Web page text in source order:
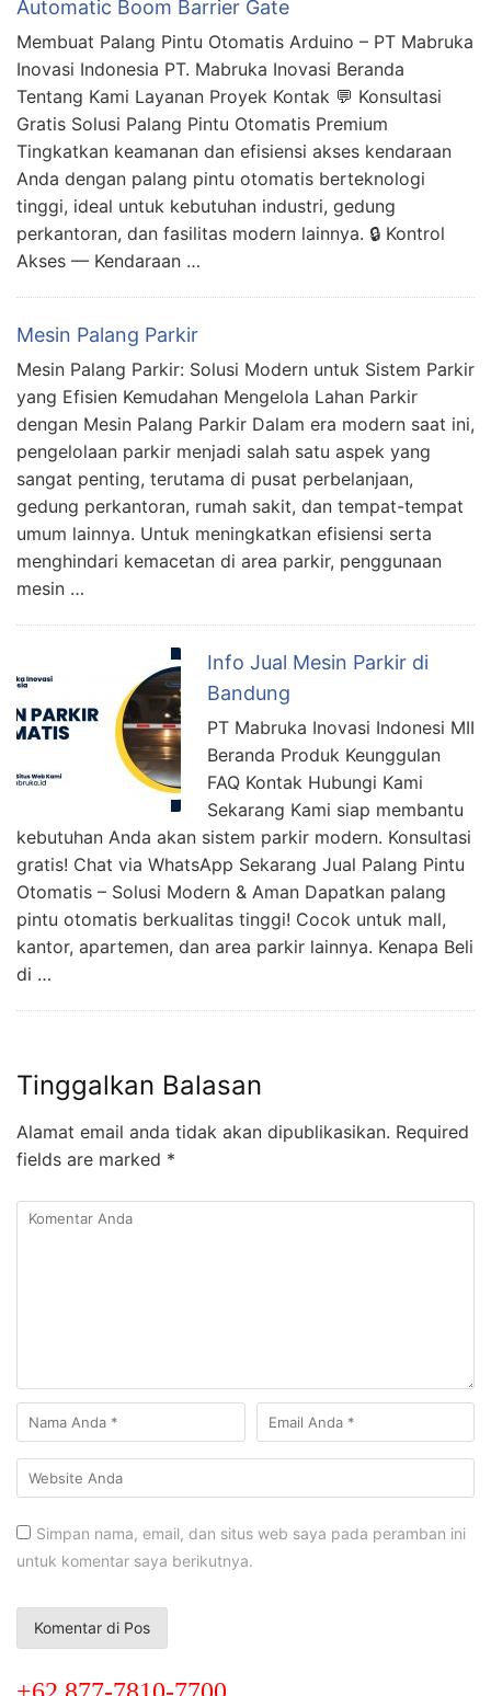
Automatic Boom Barrier Gate
Membuat Palang Pintu Otomatis Arduino – PT Mabruka
Inovasi Indonesia PT. Mabruka Inovasi Beranda
Tentang Kami Layanan Proyek Kontak 💬 Konsultasi
Gratis Solusi Palang Pintu Otomatis Premium
Tingkatkan keamanan dan efisiensi akses kendaraan
Anda dengan palang pintu otomatis berteknologi
tinggi, ideal untuk kebutuhan industri, gedung
perkantoran, dan fasilitas modern lainnya. 🔒 Kontrol
Akses — Kendaraan …
Mesin Palang Parkir
Mesin Palang Parkir: Solusi Modern untuk Sistem Parkir
yang Efisien Kemudahan Mengelola Lahan Parkir
dengan Mesin Palang Parkir Dalam era modern saat ini,
pengelolaan parkir menjadi salah satu aspek yang
sangat penting, terutama di pusat perbelanjaan,
gedung perkantoran, rumah sakit, dan tempat-tempat
umum lainnya. Untuk meningkatkan efisiensi serta
menghindari kemacetan di area parkir, penggunaan
mesin …
Info Jual Mesin Parkir di
Bandung
PT Mabruka Inovasi Indonesi MII
Beranda Produk Keunggulan
FAQ Kontak Hubungi Kami
Sekarang Kami siap membantu
kebutuhan Anda akan sistem parkir modern. Konsultasi
gratis! Chat via WhatsApp Sekarang Jual Palang Pintu
Otomatis – Solusi Modern & Aman Dapatkan palang
pintu otomatis berkualitas tinggi! Cocok untuk mall,
kantor, apartemen, dan area parkir lainnya. Kenapa Beli
di …
Tinggalkan Balasan
Alamat email anda tidak akan dipublikasikan. Required
fields are marked *
Simpan nama, email, dan situs web saya pada peramban ini
untuk komentar saya berikutnya.